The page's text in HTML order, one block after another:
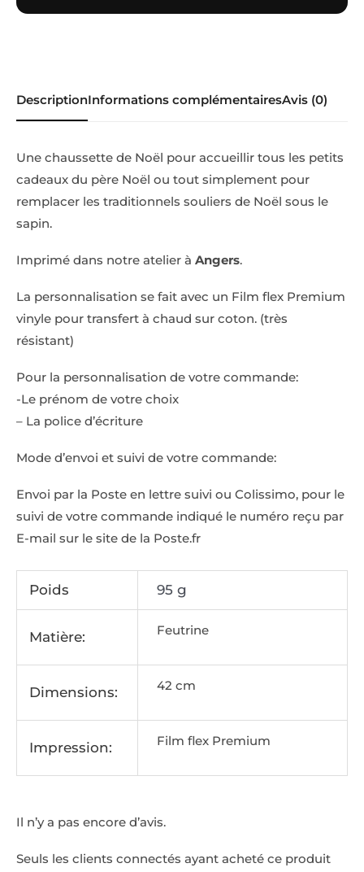
DescriptionInformations complémentairesAvis (0)
Une chaussette de Noël pour accueillir tous les petits
cadeaux du père Noël ou tout simplement pour
remplacer les traditionnels souliers de Noël sous le
sapin.
Imprimé dans notre atelier à Angers.
La personnalisation se fait avec un Film flex Premium
vinyle pour transfert à chaud sur coton. (très
résistant)
Pour la personnalisation de votre commande:
-Le prénom de votre choix
– La police d’écriture
Mode d’envoi et suivi de votre commande:
Envoi par la Poste en lettre suivi ou Colissimo, pour le
suivi de votre commande indiqué le numéro reçu par
E-mail sur le site de la Poste.fr
Poids 95 g
Matière: Feutrine
Dimensions: 42 cm
Impression: Film flex Premium
Il n’y a pas encore d’avis.
Seuls les clients connectés ayant acheté ce produit